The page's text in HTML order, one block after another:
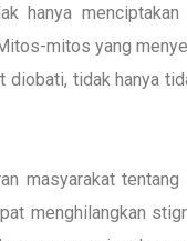
hanya menciptakan
mitos yang
diobati, tidak hanya
masyarakat
menghilangkan